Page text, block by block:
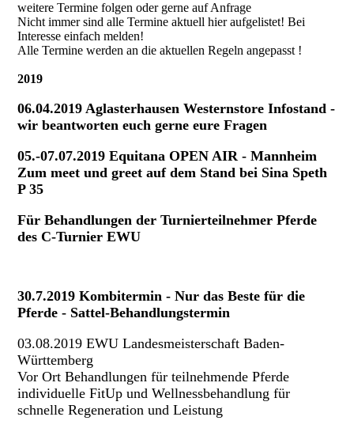
weitere Termine folgen oder gerne auf Anfrage
Nicht immer sind alle Termine aktuell hier aufgelistet! Bei
Interesse einfach melden!
Alle Termine werden an die aktuellen Regeln angepasst !
2019
06.04.2019 Aglasterhausen Westernstore Infostand -
wir beantworten euch gerne eure Fragen
05.-07.07.2019 Equitana OPEN AIR - Mannheim
Zum meet und greet auf dem Stand bei Sina Speth
P 35
Für Behandlungen der Turnierteilnehmer Pferde
des C-Turnier EWU
30.7.2019 Kombitermin - Nur das Beste für die
Pferde - Sattel-Behandlungstermin
03.08.2019 EWU Landesmeisterschaft Baden-
Württemberg
Vor Ort Behandlungen für teilnehmende Pferde
individuelle FitUp und Wellnessbehandlung für
schnelle Regeneration und Leistung